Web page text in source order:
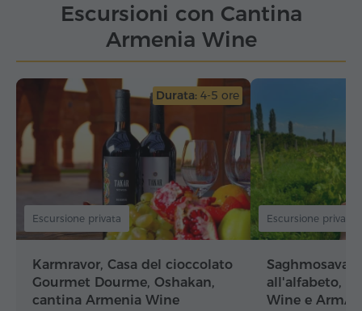
Escursioni con Cantina
Armenia Wine
Durata: 4-5 ore
Escursione privata
Karmravor, Casa del cioccolato
Gourmet Dourme, Oshakan,
cantina Armenia Wine
Escursione privata
all'alfabeto,
Wine e ArmAs